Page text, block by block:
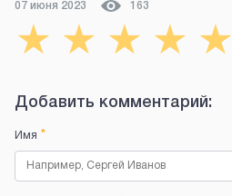
07 июня 2023 163
★ ★ ★ ★ ★
Добавить комментарий:
Имя *